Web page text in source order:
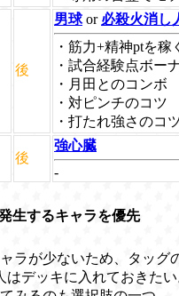
後
男球or 必殺火消し
・筋力+精神ptを稼
・試合経験点ボー
・月田とのコンボ
・対ピンチのコツ
・打たれ強さのコ
後
強心臓
-
生するキャラを優先
ラが少ないため、タッグ
はデッキに入れておきた